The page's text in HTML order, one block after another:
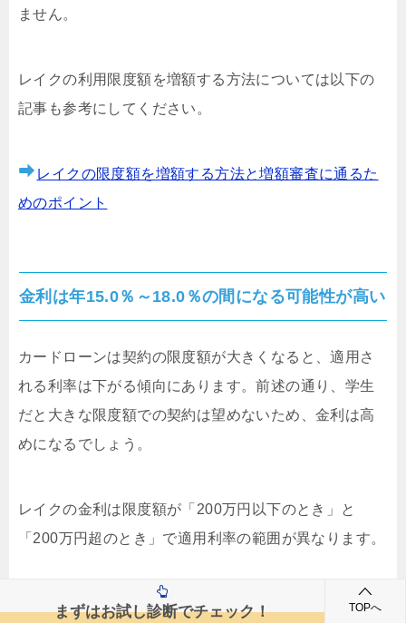
ません。
レイクの利用限度額を増額する方法については以下の
記事も参考にしてください。
レイクの限度額を増額する方法と増額審査に通るた
めのポイント
金利は年15.0％～18.0％の間になる可能性が高い
カードローンは契約の限度額が大きくなると、適用さ
れる利率は下がる傾向にあります。前述の通り、学生
だと大きな限度額での契約は望めないため、金利は高
めになるでしょう。
レイクの金利は限度額が「200万円以下のとき」と
「200万円超のとき」で適用利率の範囲が異なります。
限度額が200万円以下の場合は、カードローン契約期間
まずはお試し診断でチェック！ TOPへ